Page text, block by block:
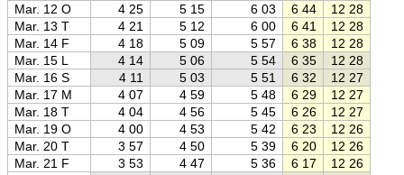
Mar. 12 O
4 25 5 15 6 03 6 44 12 28
Mar. 13 T
4 21 5 12 6 00 6 41 12 28
Mar. 14 F
4 18 5 09 5 57 6 38 12 28
Mar. 15 L
4 14 5 06 5 54 6 35 12 28
Mar. 16 S
4 11 5 03 5 51 6 32 12 27
Mar. 17 M
4 07 4 59 5 48 6 29 12 27
Mar. 18 T
4 04 4 56 5 45 6 26 12 27
Mar. 19 O
4 00 4 53 5 42 6 23 12 26
Mar. 20 T
3 57 4 50 5 39 6 20 12 26
Mar. 21 F
3 53 4 47 5 36 6 17 12 26